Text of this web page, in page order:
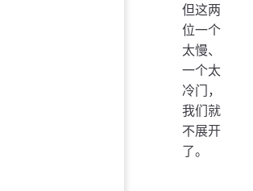
但这两
位一个
太慢、
一个太
冷门，
我们就
不展开
了。